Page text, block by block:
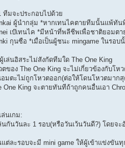
ทีมจะประกอบไปด้วย
ผู้นำกลุ่ม *หากเทนไคตายทีมนั้นแพ้ทัน
เบ๊เทนไค *มีหน้าที่พลีชีพเพื่อชาติยอมต
กุนซือ *เมื่อเป็นผู้ชนะ mingame ในรอ
เล่นอิสระไม่สังกัดทีมใด The One King
ตของ The One King จะไม่เกี่ยวข้องกับโ
อมตะไม่ถูกโหวตออก(ต่อให้โดนโหวตมา
One King จะตายทันทีถ้าถูกคนอื่นเอา
ล่นเกม:
นกันวันละ 1 รอบ(หรือวันเว้นวันดี?) โดยจ
แต่ละรอบจะมี mini game ให้ผู้เข้าแข่งขัน